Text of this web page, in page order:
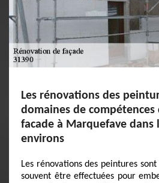
Les rénovations des
domaines de compétences
facade à Marquefave dans
environs
Les rénovations des peintures
souvent être effectuées pour